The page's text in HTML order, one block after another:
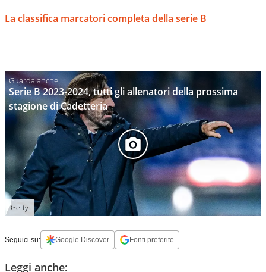
La classifica marcatori completa della serie B
Serie B 2023-2024, tutti gli allenatori della prossima
stagione di Cadetteria
Getty
Seguici su: Google Discover Fonti preferite
Leggi anche: